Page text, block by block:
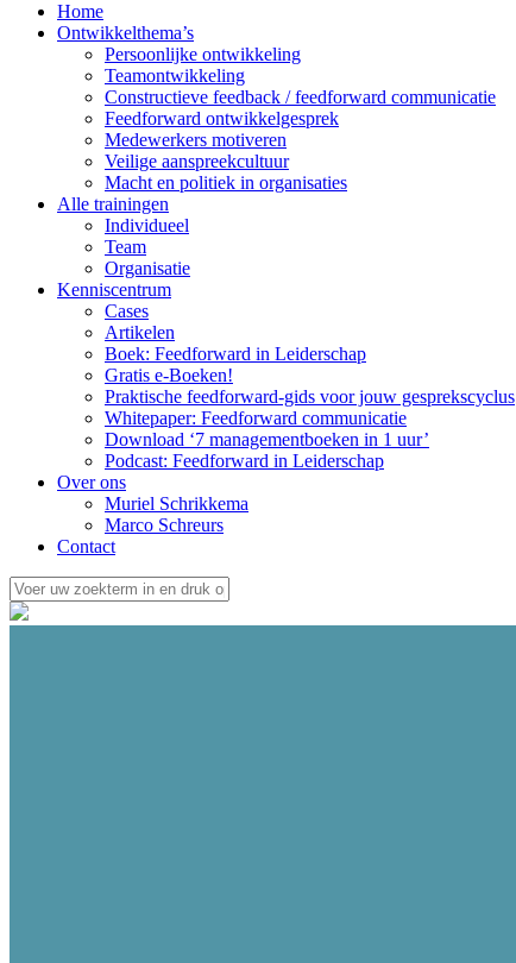
Home
Ontwikkelthema’s
Persoonlijke ontwikkeling
Teamontwikkeling
Constructieve feedback / feedforward communicatie
Feedforward ontwikkelgesprek
Medewerkers motiveren
Veilige aanspreekcultuur
Macht en politiek in organisaties
Alle trainingen
Individueel
Team
Organisatie
Kenniscentrum
Cases
Artikelen
Boek: Feedforward in Leiderschap
Gratis e-Boeken!
Praktische feedforward-gids voor jouw gesprekscyclus
Whitepaper: Feedforward communicatie
Download ‘7 managementboeken in 1 uur’
Podcast: Feedforward in Leiderschap
Over ons
Muriel Schrikkema
Marco Schreurs
Contact